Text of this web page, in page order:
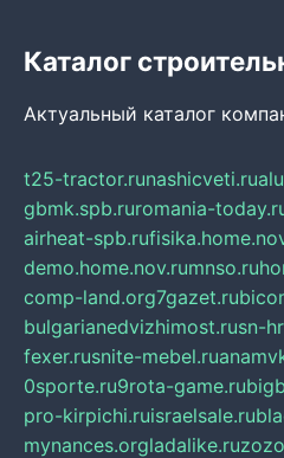
Каталог
Актуальный каталог
t25-tractor.runashicveti.ru
gbmk.spb.ruromania-
airheat-spb.ru
demo.home.nov.rumnso.ru
comp-land.org7gazet.ru
bulgarianedvizhimost.rusn-
fexer.rusnite-mebel.ru
0sporte.ru9rota-game.ru
pro-kirpichi.ruisraelsale.ru
mynances.orgladalike.ru